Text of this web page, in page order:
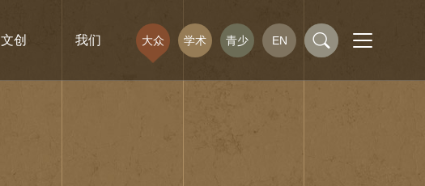
大众 学术 青少 EN
文创 我们